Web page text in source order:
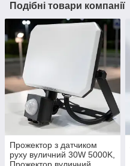
Подібні товари компанії
Прожектор з датчиком
руху вуличний 30W 5000K,
Прожектор вуличний